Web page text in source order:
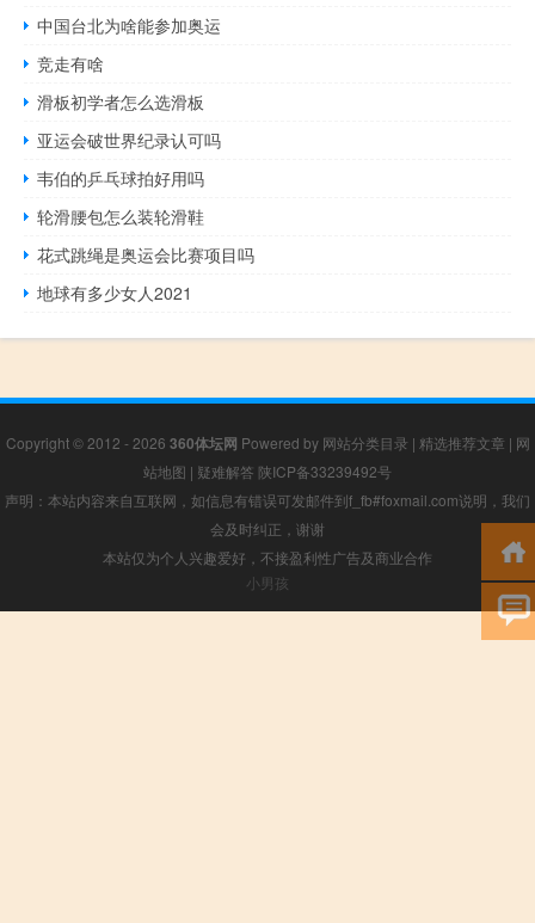
中国台北为啥能参加奥运
竞走有啥
滑板初学者怎么选滑板
亚运会破世界纪录认可吗
韦伯的乒乓球拍好用吗
轮滑腰包怎么装轮滑鞋
花式跳绳是奥运会比赛项目吗
地球有多少女人2021
Copyright © 2012 - 2026 360体坛网 Powered by 网站分类目录 | 精选推荐文章 | 网
站地图 | 疑难解答 陕ICP备33239492号
声明：本站内容来自互联网，如信息有错误可发邮件到f_fb#foxmail.com说明，我们
会及时纠正，谢谢
本站仅为个人兴趣爱好，不接盈利性广告及商业合作
小男孩